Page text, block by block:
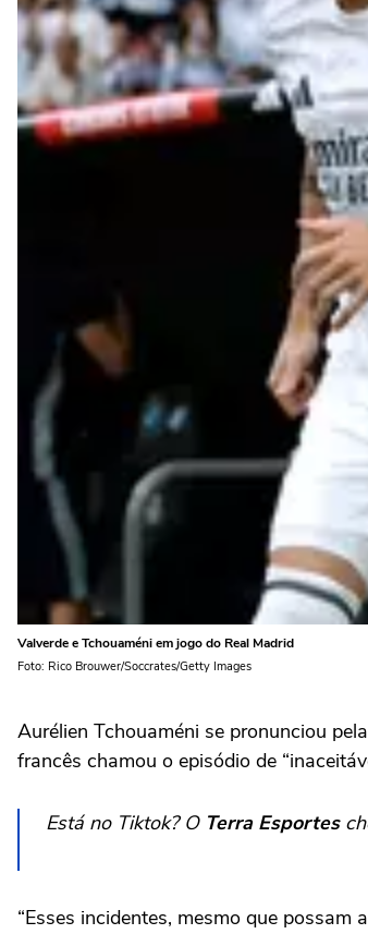
Valverde e Tchouaméni em jogo do Real Madrid
Foto: Rico Brouwer/Soccrates/Getty Images
Aurélien Tchouaméni se pronunciou
francês chamou o episódio de
Está no Tiktok? O Terra Esportes
“Esses incidentes, mesmo que